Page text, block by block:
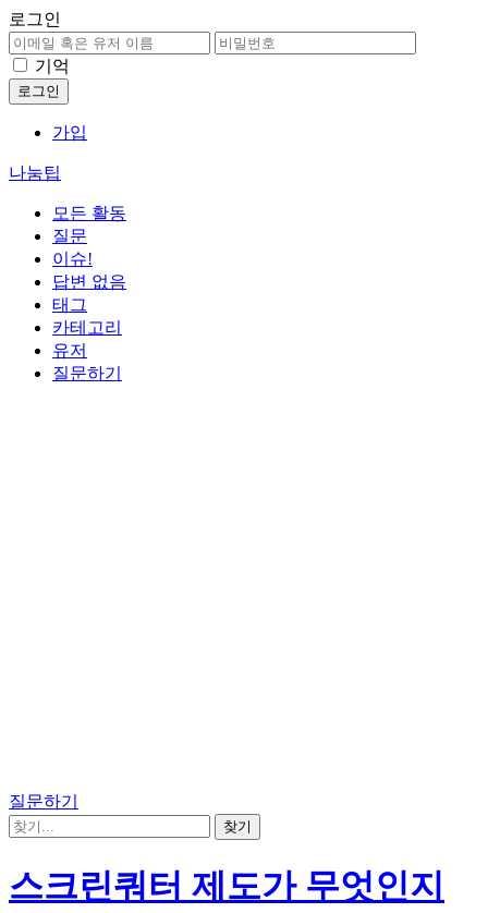
로그인
기억
가입
나눔팁
모든 활동
질문
이슈!
답변 없음
태그
카테고리
유저
질문하기
질문하기
스크린쿼터 제도가 무엇인지